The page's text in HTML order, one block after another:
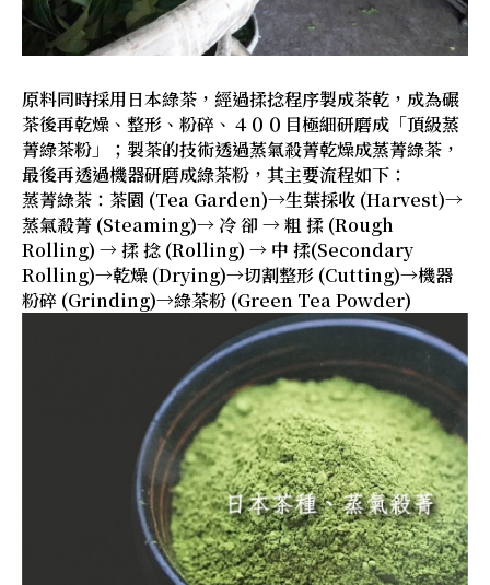
原料同時採用日本綠茶，經過揉捻程序製成茶乾，成為碾
茶後再乾燥、整形、粉碎、４００目極細研磨成「頂級蒸
菁綠茶粉」；製茶的技術透過蒸氣殺菁乾燥成蒸菁綠茶，
最後再透過機器研磨成綠茶粉，其主要流程如下：
蒸菁綠茶：茶園 (Tea Garden)→生葉採收 (Harvest)→
蒸氣殺菁 (Steaming)→ 冷 卻 → 粗 揉 (Rough
Rolling) → 揉 捻 (Rolling) → 中 揉(Secondary
Rolling)→乾燥 (Drying)→切割整形 (Cutting)→機器
粉碎 (Grinding)→綠茶粉 (Green Tea Powder)